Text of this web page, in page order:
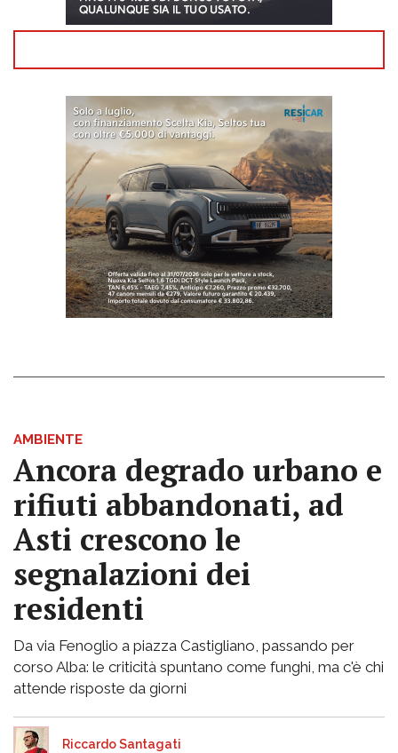
AMBIENTE
Ancora degrado urbano e
rifiuti abbandonati, ad
Asti crescono le
segnalazioni dei
residenti
Da via Fenoglio a piazza Castigliano, passando per
corso Alba: le criticità spuntano come funghi, ma c'è chi
attende risposte da giorni
Riccardo Santagati